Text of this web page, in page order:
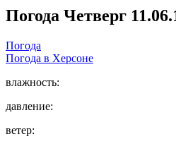
Погода Четверг
Погода
Погода в Херсоне
влажность:
давление:
ветер: